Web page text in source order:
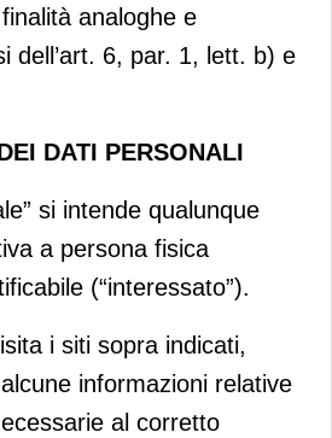
analoghe e
dell’art. 6, par. 1, lett. b) e
DATI PERSONALI
si intende qualunque
a persona fisica
(“interessato”).
i siti sopra indicati,
informazioni relative
al corretto